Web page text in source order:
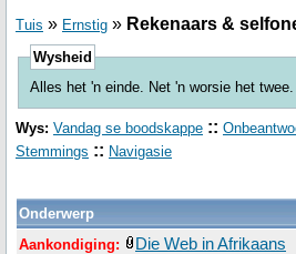
Tuis » Ernstig » Rekenaars &
Wysheid
Alles het 'n einde. Net 'n worsie het twee.
Wys: Vandag se boodskappe ::
Stemmings :: Navigasie
Onderwerp
Aankondiging:
Die Web in Afrikaans